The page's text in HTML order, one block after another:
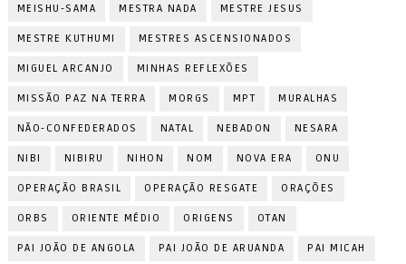
MEISHU-SAMA MESTRA NADA MESTRE JESUS
MESTRE KUTHUMI MESTRES ASCENSIONADOS
MIGUEL ARCANJO MINHAS REFLEXÕES
MISSÃO PAZ NA TERRA MORGS MPT MURALHAS
NÃO-CONFEDERADOS NATAL NEBADON NESARA
NIBI NIBIRU NIHON NOM NOVA ERA ONU
OPERAÇÃO BRASIL OPERAÇÃO RESGATE ORAÇÕES
ORBS ORIENTE MÉDIO ORIGENS OTAN
PAI JOÃO DE ANGOLA PAI JOÃO DE ARUANDA PAI MICAH